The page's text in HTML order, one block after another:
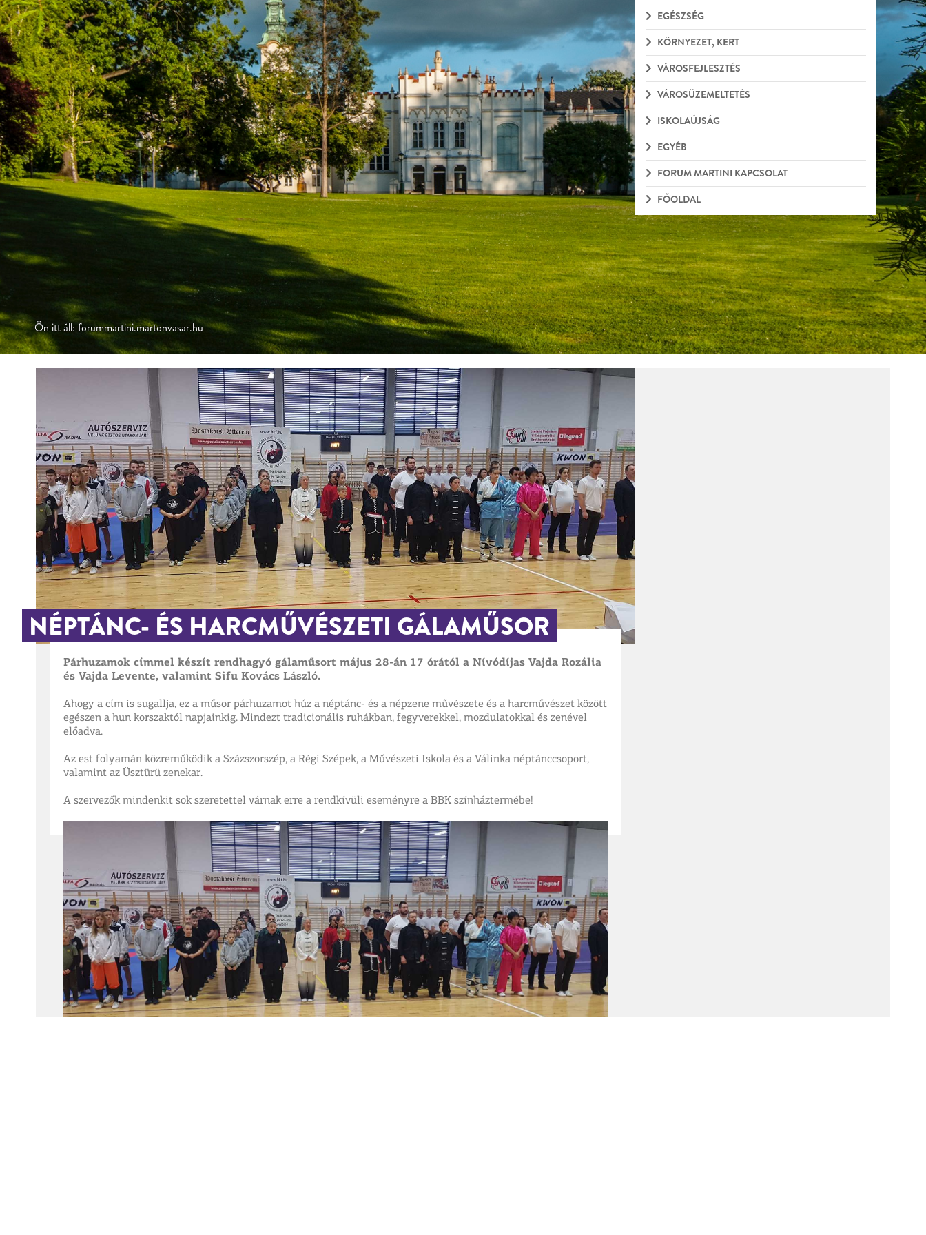
EGÉSZSÉG
KÖRNYEZET, KERT
VÁROSFEJLESZTÉS
VÁROSÜZEMELTETÉS
ISKOLAÚJSÁG
EGYÉB
FORUM MARTINI KAPCSOLAT
FŐOLDAL
Ön itt áll: forummartini.martonvasar.hu
NÉPTÁNC- ÉS HARCMŰVÉSZETI GÁLAMŰSOR
Párhuzamok címmel készít rendhagyó gálaműsort május 28-án 17 órától a Nívódíjas Vajda Rozália
és Vajda Levente, valamint Sifu Kovács László.
Ahogy a cím is sugallja, ez a műsor párhuzamot húz a néptánc- és a népzene művészete és a harcművészet között
egészen a hun korszaktól napjainkig. Mindezt tradicionális ruhákban, fegyverekkel, mozdulatokkal és zenével
előadva.
Az est folyamán közreműködik a Százszorszép, a Régi Szépek, a Művészeti Iskola és a Válinka néptánccsoport,
valamint az Üsztürü zenekar.
A szervezők mindenkit sok szeretettel várnak erre a rendkívüli eseményre a BBK színháztermébe!